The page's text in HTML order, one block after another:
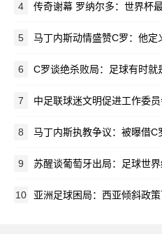
4 传奇谢幕 罗纳尔多：世界杯
5 马丁内斯动情盛赞C罗：他定
6 C罗谈绝杀败局：足球有时就是
7 中足联球迷文明促进工作委员会
8 马丁内斯执教争议：被曝借C罗
9 苏醒谈葡萄牙出局：足球世界
10 亚洲足球困局：西亚倾斜政